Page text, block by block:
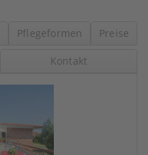
Pflegeformen Preise
Kontakt